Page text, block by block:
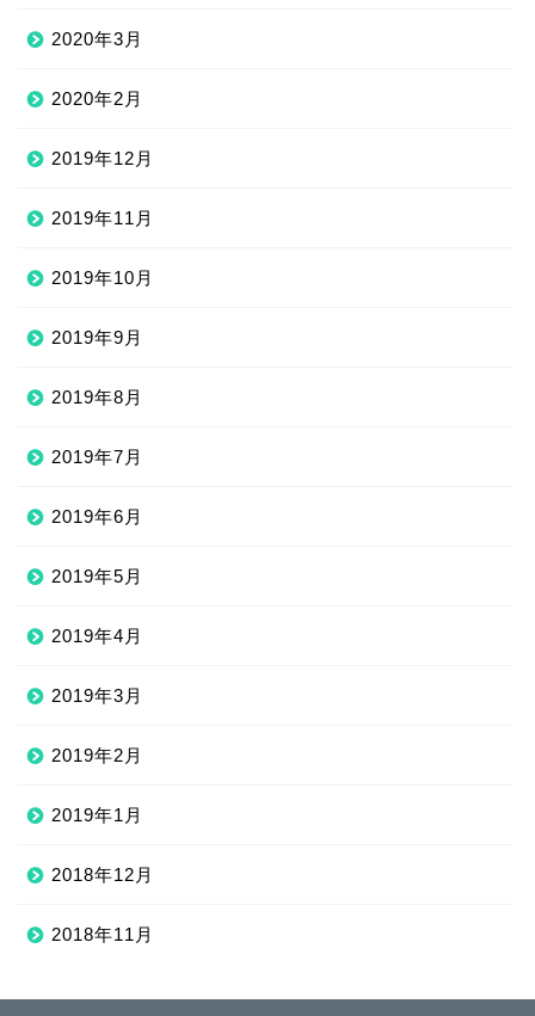
2020年3月
2020年2月
2019年12月
2019年11月
2019年10月
2019年9月
2019年8月
2019年7月
2019年6月
2019年5月
2019年4月
2019年3月
2019年2月
2019年1月
2018年12月
2018年11月